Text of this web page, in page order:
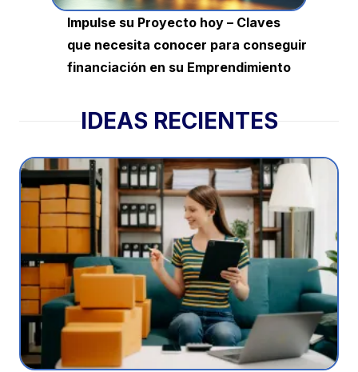
Impulse su Proyecto hoy – Claves
que necesita conocer para conseguir
financiación en su Emprendimiento
IDEAS RECIENTES